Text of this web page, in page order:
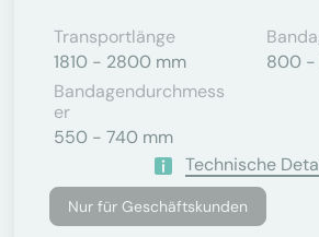
Transportlänge
1810 - 2800 mm
800 -
Bandagendurchmess
Er
550 - 740 mm
Technische
Nur für Geschäftskunden